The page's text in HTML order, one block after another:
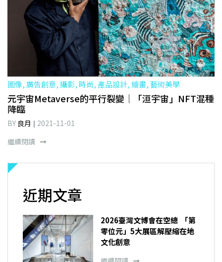
圖像, 廣告創意, 攝影, 時尚, 產品設計, 繪畫, 藝術美學
元宇宙Metaverse的平行裂變｜「洹宇宙」NFT混種
降臨
BY 良月
2021-11-01
繼續閱讀
近期文章
2026臺灣文博會在空總 「第
零位元」5大展區解壓縮在地
文化創意